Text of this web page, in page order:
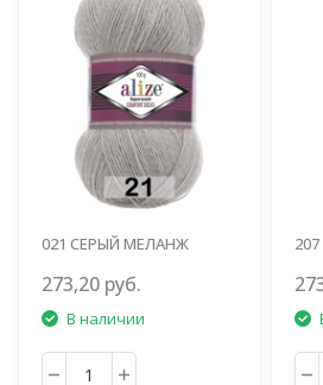
021 СЕРЫЙ МЕЛАНЖ
273,20 руб.
В наличии